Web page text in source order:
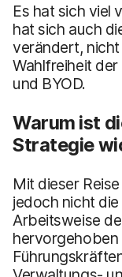
Es hat sich viel
hat sich auch
verändert,
Wahlfreiheit
und BYOD.
Warum ist
Strategie
Mit dieser
jedoch nicht
Arbeitsweise
hervorgehoben